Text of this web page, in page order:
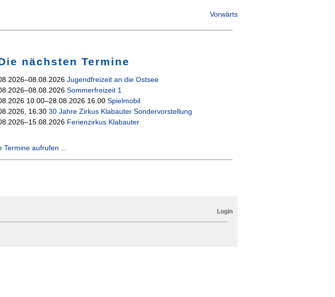
Vorwärts
nächsten Termine
Jugendfreizeit an die Ostsee
Sommerfreizeit 1
10.00–28.08.2026 16.00 Spielmobil
16:30 30 Jahre Zirkus Klabauter Sondervorstellung
Ferienzirkus Klabauter
Termine aufrufen ...
Login